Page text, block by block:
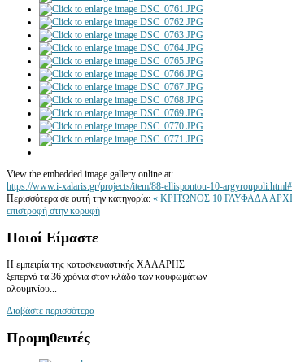
View the embedded image gallery online at:
https://www.i-xalaris.gr/projects/item/88-ellispontou-10-
Περισσότερα σε αυτή την κατηγορία: « ΚΡΙΤΩΝΟΣ 10 ΓΛΥΦΑΔΑ
επιστροφή στην κορυφή
Ποιοί Είμαστε
Η εμπειρία της κατασκευαστικής ΧΑΛΑΡΗΣ
ξεπερνά τα 36 χρόνια στον κλάδο των κουφωμάτων
αλουμινίου...
Διαβάστε περισσότερα
Προμηθευτές